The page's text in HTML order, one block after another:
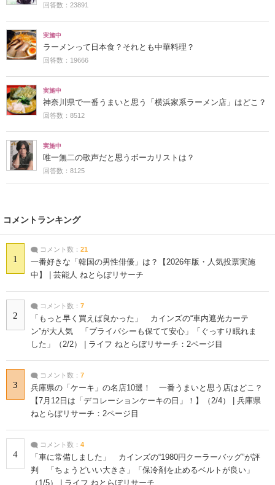
回答数：23891
実施中
ラーメンって日本食？それとも中華料理？
回答数：19666
実施中
神奈川県で一番うまいと思う「横浜家系ラーメン店」はどこ？
回答数：8512
実施中
唯一無二の歌声だと思うボーカリストは？
回答数：8125
コメントランキング
1
コメント数： 21
一番好きな「韓国の男性俳優」は？【2026年版・人気投票実施
中】 | 芸能人 ねとらぼリサーチ
2
コメント数： 7
「もっと早く買えば良かった」 カインズの“車内遮光カーテ
ン”が大人気 「プライバシーも保てて安心」「ぐっすり眠れま
した」（2/2） | ライフ ねとらぼリサーチ：2ページ目
3
コメント数： 7
兵庫県の「ケーキ」の名店10選！ 一番うまいと思う店はどこ？
【7月12日は「デコレーションケーキの日」！】（2/4） | 兵庫県
ねとらぼリサーチ：2ページ目
4
コメント数： 4
「車に常備しました」 カインズの“1980円クーラーバッグ”が評
判 「ちょうどいい大きさ」「保冷剤を止めるベルトが良い」
（1/5） | ライフ ねとらぼリサーチ